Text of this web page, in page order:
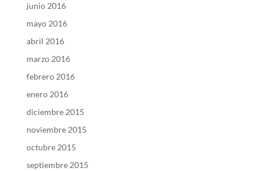
junio 2016
mayo 2016
abril 2016
marzo 2016
febrero 2016
enero 2016
diciembre 2015
noviembre 2015
octubre 2015
septiembre 2015